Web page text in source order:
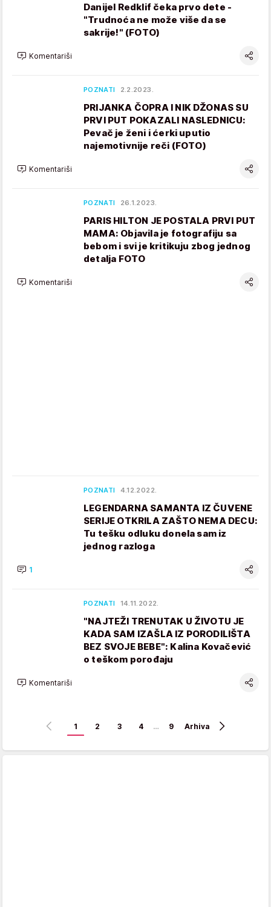
Danijel Redklif čeka prvo dete -
"Trudnoća ne može više da se
sakrije!" (FOTO)
Komentariši
POZNATI 2.2.2023.
PRIJANKA ČOPRA I NIK DŽONAS SU
PRVI PUT POKAZALI NASLEDNICU:
Pevač je ženi i ćerki uputio
najemotivnije reči (FOTO)
Komentariši
POZNATI 26.1.2023.
PARIS HILTON JE POSTALA PRVI PUT
MAMA: Objavila je fotografiju sa
bebom i svi je kritikuju zbog jednog
detalja FOTO
Komentariši
POZNATI 4.12.2022.
LEGENDARNA SAMANTA IZ ČUVENE
SERIJE OTKRILA ZAŠTO NEMA DECU:
Tu tešku odluku donela sam iz
jednog razloga
1
POZNATI 14.11.2022.
"NAJTEŽI TRENUTAK U ŽIVOTU JE
KADA SAM IZAŠLA IZ PORODILIŠTA
BEZ SVOJE BEBE": Kalina Kovačević
o teškom porođaju
Komentariši
1 2 3 4 … 9 Arhiva